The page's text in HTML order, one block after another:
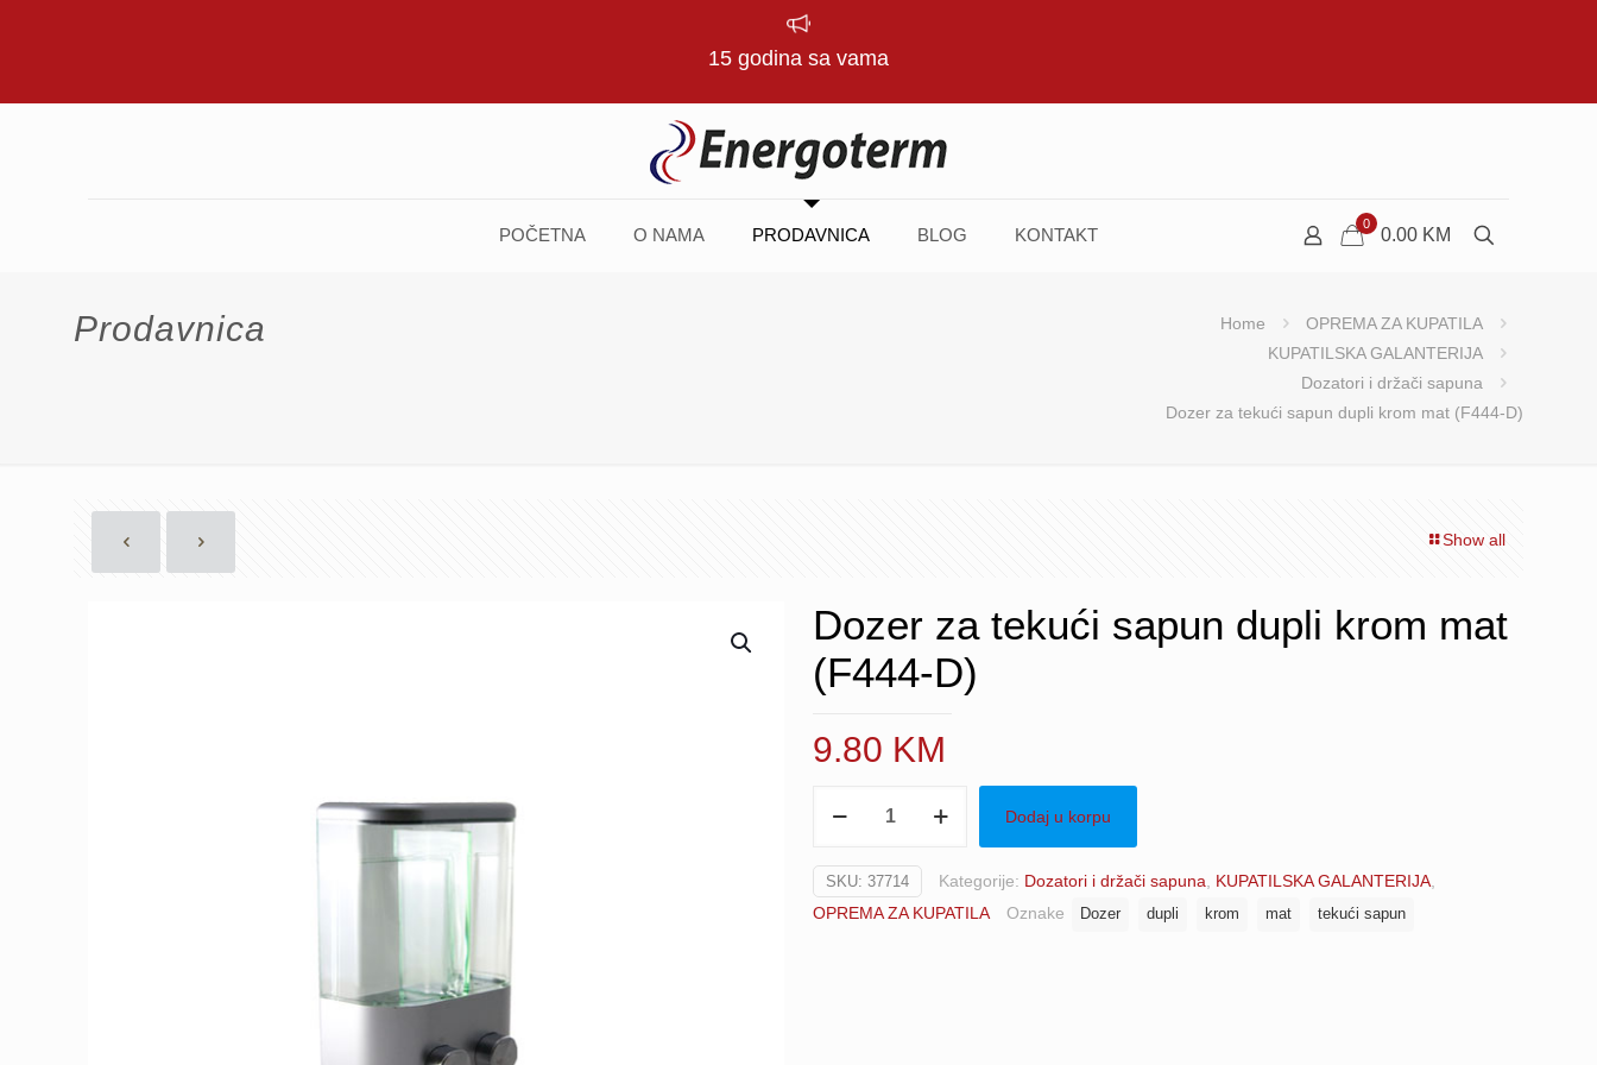
15 godina sa vama
POČETNA O NAMA PRODAVNICA BLOG KONTAKT
0
0.00 KM
Prodavnica Home
OPREMA ZA KUPATILA
KUPATILSKA GALANTERIJA
Dozatori i držači sapuna
Dozer za tekući sapun dupli krom mat (F444-D)
Show all
Dozer za tekući sapun dupli krom mat
(F444-D)
9.80 KM
sapun
dupli
Dodaj u korpu
SKU: 37714 Kategorije: Dozatori i držači sapuna KUPATILSKA GALANTERIJA
OPREMA ZA KUPATILA
Oznake Dozer dupli krom mat tekući sapun